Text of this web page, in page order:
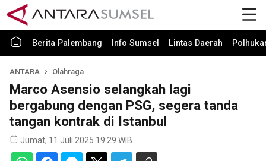
Berita Palembang Info Sumsel Lintas Daerah
ANTARA Olahraga
Marco Asensio selangkah lagi
bergabung dengan PSG, segera tanda
tangan kontrak di Istanbul
Jumat, 11 Juli 2025 19:29 WIB